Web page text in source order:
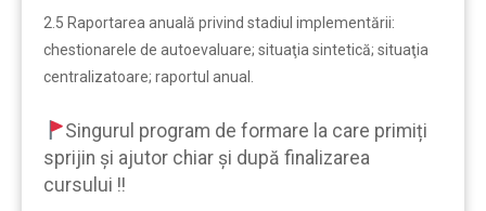
2.5 Raportarea anuală privind stadiul implementării:
chestionarele de autoevaluare; situaţia sintetică; situaţia
centralizatoare; raportul anual.
Singurul program de formare la care primiți
sprijin şi ajutor chiar şi după finalizarea
cursului !!